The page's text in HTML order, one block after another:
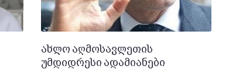
ახლო აღმოსავლეთის
უმდიდრესი ადამიანები